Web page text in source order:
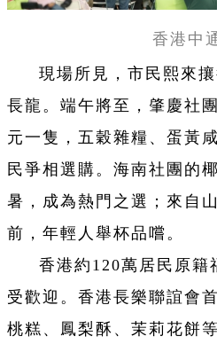
香港中
現場所見，市民熙來
長龍。端午將至，肇慶社
元一隻，五穀雜糧、蛋黃
民爭相選購。海南社團的
暑，成為熱門之選；來自
前，年輕人舉杯品嚐。
香港約120萬居民原籍
受歡迎。香港長樂聯誼會
桃糕、鳳梨酥、茉莉花餅